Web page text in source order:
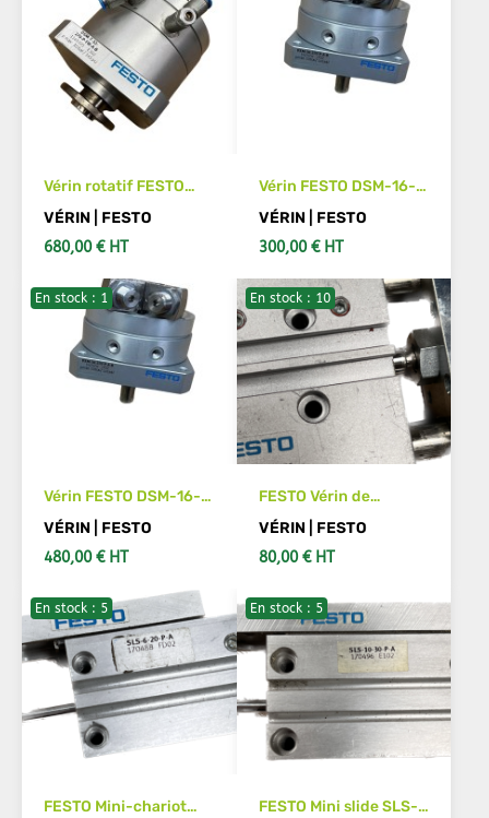
Vérin rotatif FESTO
DSM-T-32-270-P-FW-
VÉRIN | FESTO
680,00 € HT
SIEHE DETAILS
Vérin FESTO DSM-16-
270-P-A-B
VÉRIN | FESTO
300,00 € HT
IN DEN WARENKORB
En stock : 1
Vérin FESTO DSM-16-
270-CC-FW-A-B
VÉRIN | FESTO
480,00 € HT
IN DEN WARENKORB
En stock : 10
FESTO Vérin de
guidage DFM-16-10-P-
A-GF Code article
:170832
VÉRIN | FESTO
80,00 € HT
IN DEN WARENKORB
En stock : 5
FESTO Mini-chariot
En stock : 5
FESTO Mini slide SLS-